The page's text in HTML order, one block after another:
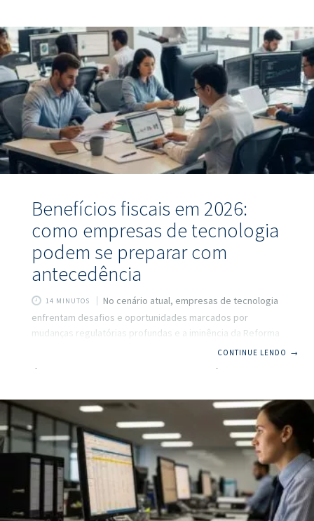
principalmente, como se preparar desde já para não ser
pego de surpresa? Este
Benefícios fiscais em 2026:
como empresas de tecnologia
podem se preparar com
antecedência
14 MINUTOS
No cenário atual, empresas de tecnologia
enfrentam desafios e oportunidades marcados por
mudanças regulatórias profundas e a iminência da Reforma
Tributária. Esse palco dinâmico ganha ainda mais destaque
sobre a revisão de medidas como a Lei do Bem e a extinção
gradual de incentivos especiais, torna-se fundamental
analisar como se preparar para o ciclo de 2026. O
acompanhamento contínuo
CONTINUE LENDO →